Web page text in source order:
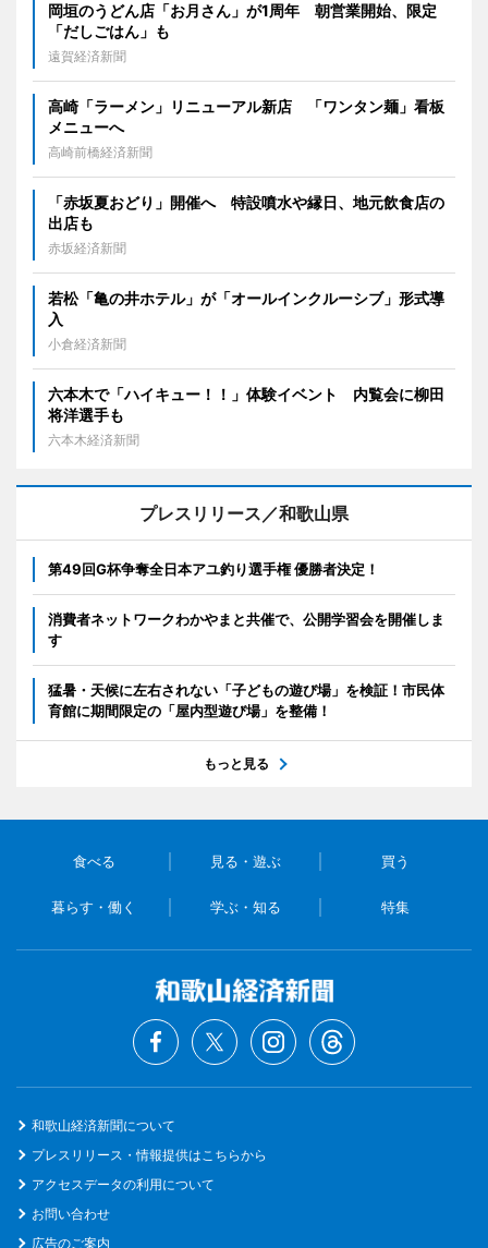
岡垣のうどん店「お月さん」が1周年 朝営業開始、限定
「だしごはん」も
遠賀経済新聞
高崎「ラーメン」リニューアル新店 「ワンタン麺」看板
メニューへ
高崎前橋経済新聞
「赤坂夏おどり」開催へ 特設噴水や縁日、地元飲食店の
出店も
赤坂経済新聞
若松「亀の井ホテル」が「オールインクルーシブ」形式導
入
小倉経済新聞
六本木で「ハイキュー！！」体験イベント 内覧会に柳田
将洋選手も
六本木経済新聞
プレスリリース／和歌山県
第49回G杯争奪全日本アユ釣り選手権 優勝者決定！
消費者ネットワークわかやまと共催で、公開学習会を開催しま
す
猛暑・天候に左右されない「子どもの遊び場」を検証！市民体
育館に期間限定の「屋内型遊び場」を整備！
もっと見る
食べる 見る・遊ぶ 買う
暮らす・働く 学ぶ・知る 特集
和歌山経済新聞について
プレスリリース・情報提供はこちらから
アクセスデータの利用について
お問い合わせ
広告のご案内